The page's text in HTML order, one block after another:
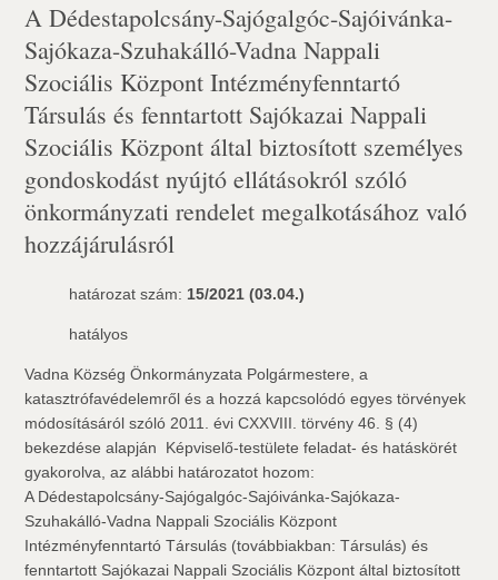
A Dédestapolcsány-Sajógalgóc-Sajóivánka-
Sajókaza-Szuhakálló-Vadna Nappali
Szociális Központ Intézményfenntartó
Társulás és fenntartott Sajókazai Nappali
Szociális Központ által biztosított személyes
gondoskodást nyújtó ellátásokról szóló
önkormányzati rendelet megalkotásához való
hozzájárulásról
határozat szám: 15/2021 (03.04.)
hatályos
Vadna Község Önkormányzata Polgármestere, a
katasztrófavédelemről és a hozzá kapcsolódó egyes törvények
módosításáról szóló 2011. évi CXXVIII. törvény 46. § (4)
bekezdése alapján  Képviselő-testülete feladat- és hatáskörét
gyakorolva, az alábbi határozatot hozom:
A Dédestapolcsány-Sajógalgóc-Sajóivánka-Sajókaza-
Szuhakálló-Vadna Nappali Szociális Központ
Intézményfenntartó Társulás (továbbiakban: Társulás) és
fenntartott Sajókazai Nappali Szociális Központ által biztosított